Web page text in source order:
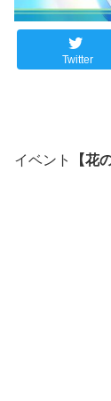
Twitter
イベント 【花